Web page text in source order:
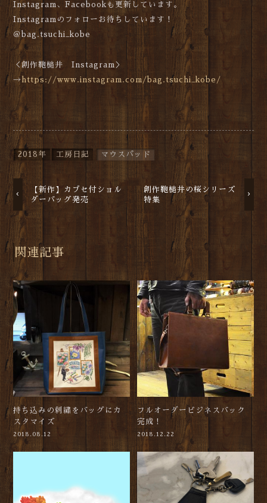
Instagram、Facebookも更新しています。
Instagramのフォローお待ちしています！
＠bag.tsuchi_kobe
＜創作鞄槌井 Instagram＞
→ https://www.instagram.com/bag.tsuchi_kobe/
2018年 工房日記 マウスパッド
【新作】カブセ付ショル
ダーバッグ発売
創作鞄槌井の桜シリーズ
特集
関連記事
持ち込みの刺繡をバッグにカ
スタマイズ
2018.08.12
フルオーダービジネスバック
完成！
2018.12.22